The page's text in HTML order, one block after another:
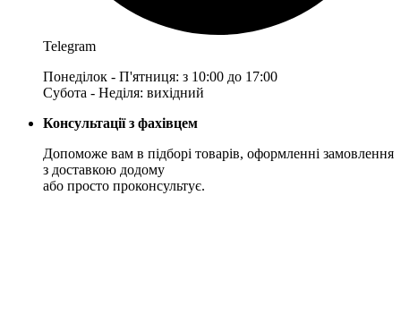
Telegram
Понеділок - П'ятниця: з 10:00 до 17:00
Субота - Неділя: вихідний
Консультації з фахівцем
Допоможе вам в підборі товарів, оформленні замовлення
з доставкою додому
або просто проконсультує.